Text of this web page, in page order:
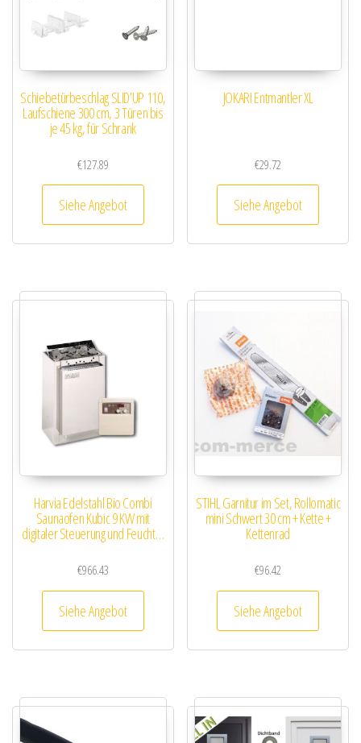
Schiebetürbeschlag SLID’UP 110,
Laufschiene 300 cm, 3 Türen bis
je 45 kg, für Schrank
€127.89
Siehe Angebot
JOKARI Entmantler XL
€29.72
Siehe Angebot
Harvia Edelstahl Bio Combi
Saunaofen Kubic 9 KW mit
digitaler Steuerung und Feucht…
€966.43
Siehe Angebot
STIHL Garnitur im Set, Rollomatic
mini Schwert 30 cm + Kette +
Kettenrad
€96.42
Siehe Angebot